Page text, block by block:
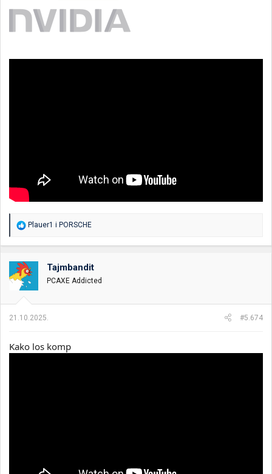
R
a
o
v
a
n
:
Plauer1 i PORSCHE
Tajmbandit
PCAXE Addicted
21.10.2025. #5.674
Kako los komp